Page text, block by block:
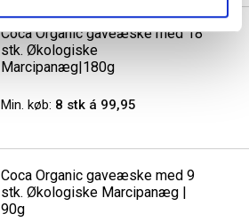
Coca Organic gaveæske med 18
stk. Økologiske
Marcipanæg|180g
Min. køb: 8 stk á 99,95
Coca Organic gaveæske med 9
stk. Økologiske Marcipanæg |
90g